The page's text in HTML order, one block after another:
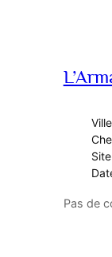
Pas de